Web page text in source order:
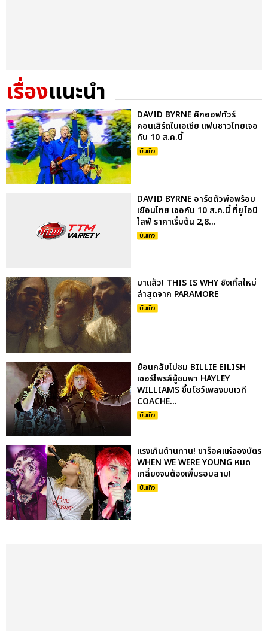
เรื่องแนะนำ
DAVID BYRNE คิกออฟทัวร์
คอนเสิร์ตในเอเชีย แฟนชาวไทยเจอ
กัน 10 ส.ค.นี้
บันเทิง
DAVID BYRNE อาร์ตตัวพ่อพร้อม
เยือนไทย เจอกัน 10 ส.ค.นี้ ที่ยูโอบี
ไลฟ์ ราคาเริ่มต้น 2,8...
บันเทิง
มาแล้ว! THIS IS WHY ซิงเกิ้ลใหม่
ล่าสุดจาก PARAMORE
บันเทิง
ย้อนกลับไปชม BILLIE EILISH
เซอร์ไพรส์ผู้ชมพา HAYLEY
WILLIAMS ขึ้นโชว์เพลงบนเวที
COACHE...
บันเทิง
แรงเกินต้านทาน! ขาร็อคแห่จองบัตร
WHEN WE WERE YOUNG หมด
เกลี้ยงจนต้องเพิ่มรอบสาม!
บันเทิง